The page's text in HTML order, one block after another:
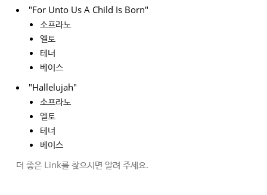
"For Unto Us A Child Is Born"
소프라노
엘토
테너
베이스
"Hallelujah"
소프라노
엘토
테너
베이스
더 좋은 Link를 찾으시면 알려 주세요.